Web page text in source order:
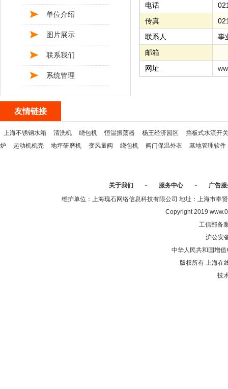
单位介绍
图片展示
联系我们
系统管理
电话
传真
联系人
事
邮箱
网址
友情链接
上海不锈钢水箱 清洗机 绕包机 恒温振荡器 杨王经济园区
挡板式水流开关
炉
起动机机壳 地坪研磨机 变风量阀 绕包机 阀门保温外衣 墓地管理软件
关于我们 - 服务中心 -
广告
维护单位：上海瑰石网络信息科技有限公司 地址：上海市
Copyright 2019
工信部备
沪公安
中华人民共和国增
版权所有 上海在
技